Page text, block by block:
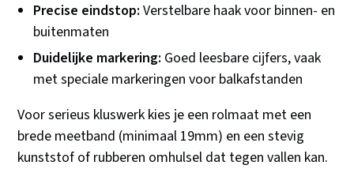
Precise eindstop: Verstelbare haak voor binnen- en
buitenmaten
Duidelijke markering: Goed leesbare cijfers, vaak
met speciale markeringen voor balkafstanden
Voor serieus kluswerk kies je een rolmaat met een
brede meetband (minimaal 19mm) en een stevig
kunststof of rubberen omhulsel dat tegen vallen kan.